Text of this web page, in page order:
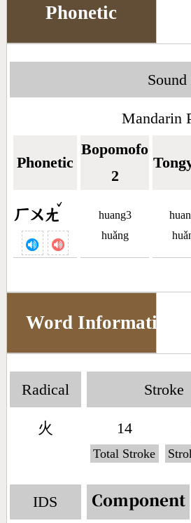
Phonetic
Mandarin
Phonetic
Bopomofo
2
ㄏㄨㄤ
ˇ
huang3
huǎng
Word Information
Radical
火
Stroke
14
Total Stroke
IDS Component